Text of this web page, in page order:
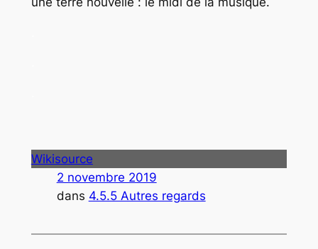
Wikisource
2 novembre 2019
dans 4.5.5 Autres regards